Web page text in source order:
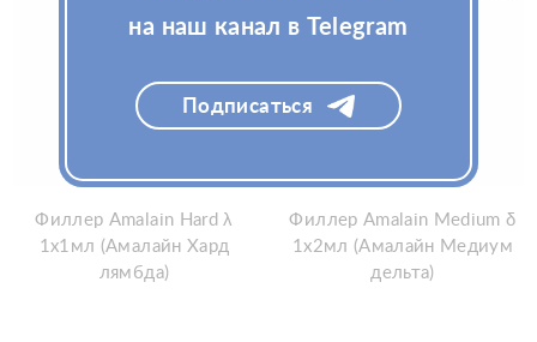
Филлер Amalain Hard λ
1x1мл (Амалайн Хард
лямбда)
Филлер Amalain Medium δ
1x2мл (Амалайн Медиум
дельта)
на наш канал в Telegram
Подписаться